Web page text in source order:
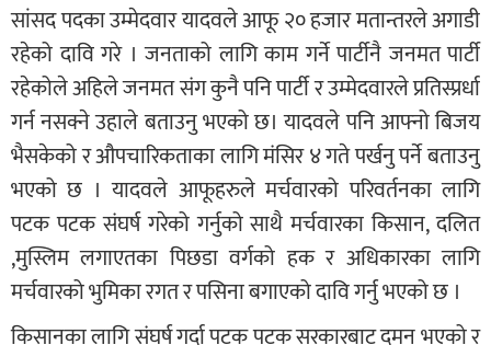
सांसद पदका उम्मेदवार यादवले आफू २० हजार मतान्तरले अगाडी
रहेको दावि गरे । जनताको लागि काम गर्ने पार्टीनै जनमत पार्टी
रहेकोले अहिले जनमत संग कुनै पनि पार्टी र उम्मेदवारले प्रतिस्प्रर्धा
गर्न नसक्ने उहाले बताउनु भएको छ। यादवले पनि आफ्नो बिजय
भैसकेको र औपचारिकताका लागि मंसिर ४ गते पर्खनु पर्ने बताउनु
भएको छ । यादवले आफूहरुले मर्चवारको परिवर्तनका लागि
पटक पटक संघर्ष गरेको गर्नुको साथै मर्चवारका किसान, दलित
,मुस्लिम लगाएतका पिछडा वर्गको हक र अधिकारका लागि
मर्चवारको भुमिका रगत र पसिना बगाएको दावि गर्नु भएको छ ।
किसानका लागि संघर्ष गर्दा पटक पटक सरकारबाट दमन भएको र